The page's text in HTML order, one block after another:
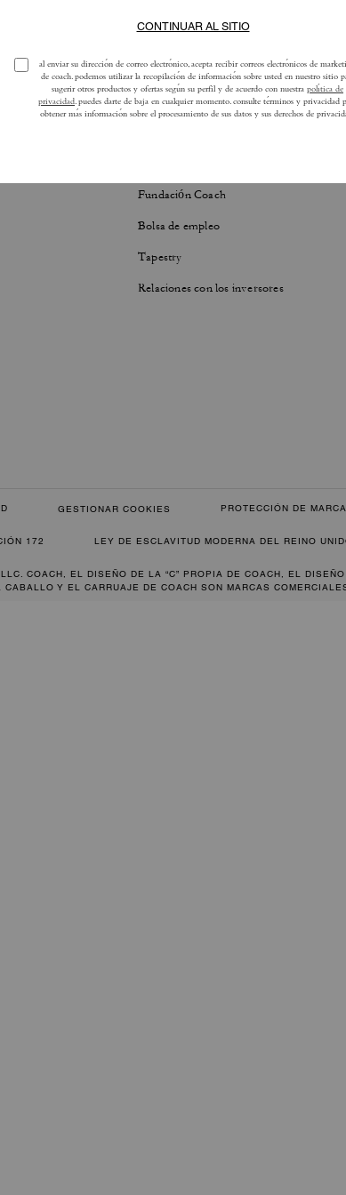
Fundación Coach
Bolsa de empleo
Tapestry
Relaciones con los inversores
GESTIONAR COOKIES PROTECCIÓN DE MARCA
172 LEY DE ESCLAVITUD MODERNA DEL REINO
COACH, EL DISEÑO DE LA “C” PROPIA DE COACH, EL
Y EL CARRUAJE DE COACH SON MARCAS